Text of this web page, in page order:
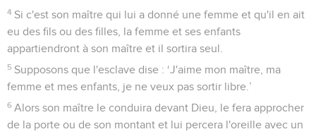
4 Si c'est son maître qui lui a donné une femme et qu'il en ait
eu des fils ou des filles, la femme et ses enfants
appartiendront à son maître et il sortira seul.
5 Supposons que l'esclave dise : ‘J'aime mon maître, ma
femme et mes enfants, je ne veux pas sortir libre.’
6 Alors son maître le conduira devant Dieu, le fera approcher
de la porte ou de son montant et lui percera l'oreille avec un